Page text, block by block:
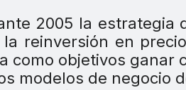
2005 la estrategia
reinversión en
como objetivos ganar
modelos de negocio